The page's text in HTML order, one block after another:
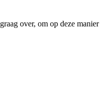
over, om op deze manier